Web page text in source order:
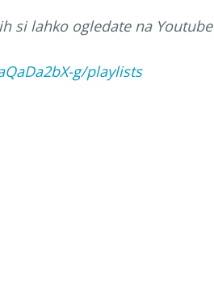
si lahko ogledate na Youtube
g/playlists